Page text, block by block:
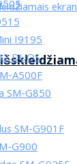
I9195
DUOS
A500F
SM-G850
SM-G901F
G900